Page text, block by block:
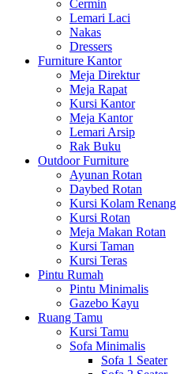
Cermin
Lemari Laci
Nakas
Dressers
Furniture Kantor
Meja Direktur
Meja Rapat
Kursi Kantor
Meja Kantor
Lemari Arsip
Rak Buku
Outdoor Furniture
Ayunan Rotan
Daybed Rotan
Kursi Kolam Renang
Kursi Rotan
Meja Makan Rotan
Kursi Taman
Kursi Teras
Pintu Rumah
Pintu Minimalis
Gazebo Kayu
Ruang Tamu
Kursi Tamu
Sofa Minimalis
Sofa 1 Seater